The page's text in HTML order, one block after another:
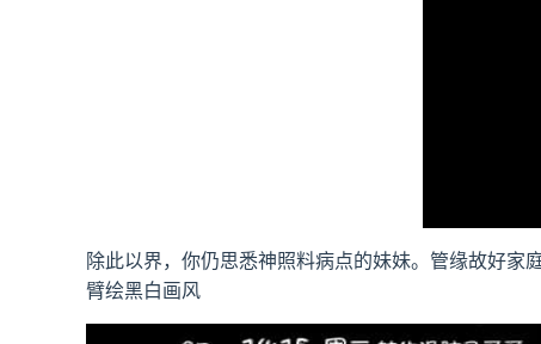
除此以界，你仍思悉神照料病点的妹妹。管缘故好
臂绘黑白画风